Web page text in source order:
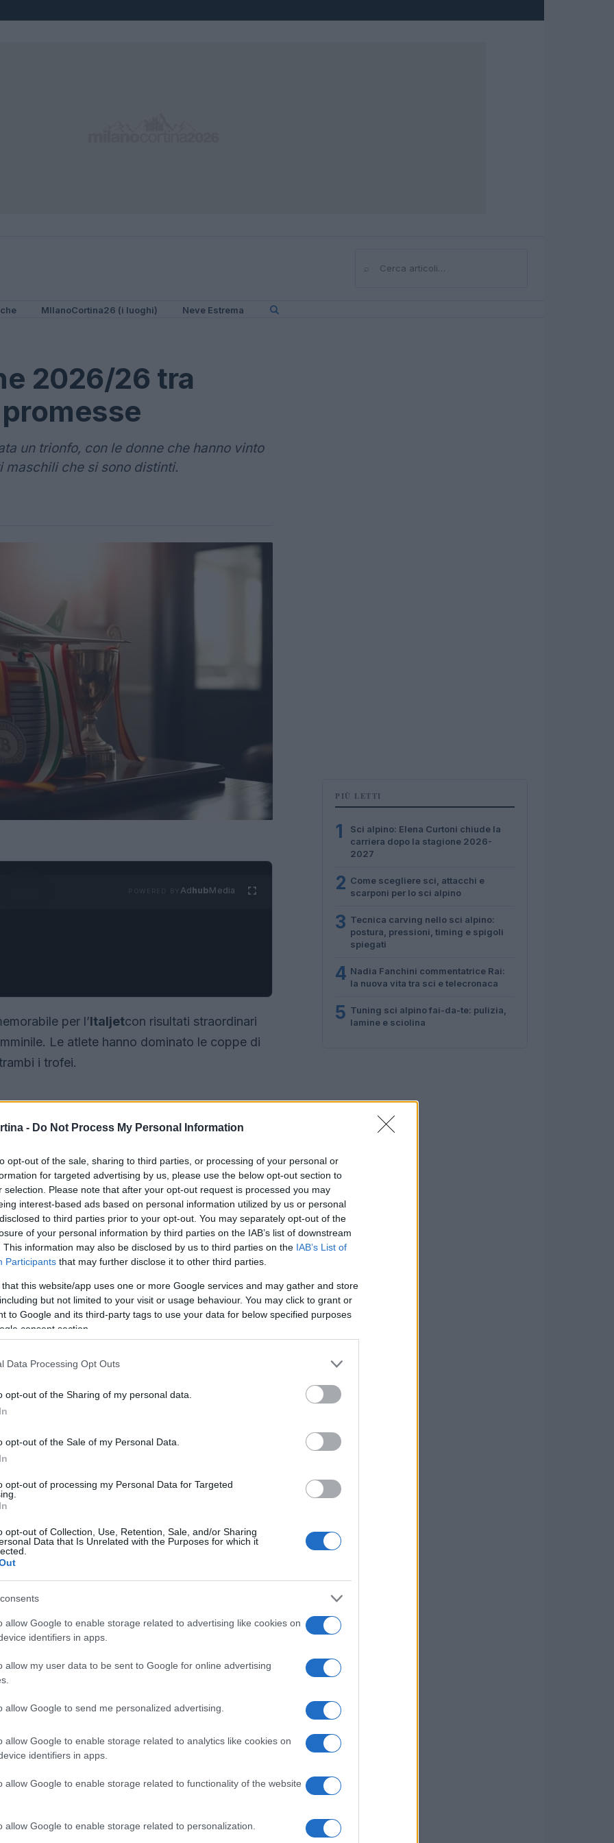
- Do Not Process My Personal Information
opt-out of the sale, sharing to third parties, or processing of your personal or
for targeted advertising by us, please use the below opt-out section to
selection. Please note that after your opt-out request is processed you may
interest-based ads based on personal information utilized by us or personal
to third parties prior to your opt-out. You may separately opt-out of the
of your personal information by third parties on the IAB’s list of downstream
This information may also be disclosed by us to third parties on the IAB’s List of
Participants that may further disclose it to other third parties.
that this website/app uses one or more Google services and may gather and store
but not limited to your visit or usage behaviour. You may click to grant or
to Google and its third-party tags to use your data for below specified purposes
consent section.
Data Processing Opt Outs
opt-out of the Sharing of my personal data.
opt-out of the Sale of my Personal Data.
opt-out of processing my Personal Data for Targeted
opt-out of Collection, Use, Retention, Sale, and/or Sharing
Data that Is Unrelated with the Purposes for which it
allow Google to enable storage related to advertising like cookies on
identifiers in apps.
allow my user data to be sent to Google for online advertising
allow Google to send me personalized advertising.
allow Google to enable storage related to analytics like cookies on
identifiers in apps.
allow Google to enable storage related to functionality of the website
allow Google to enable storage related to personalization.
⌕Cerca
MIlanoCortina26 (i luoghi) Neve Estrema
2026/26 tra
un trionfo, con le donne che hanno vinto
che si sono distinti.
AdhubMedia
per l’Italjetcon risultati straordinari
Le atlete hanno dominato le coppe di
i trofei.
maschile con grande successo,
avvio incerto in America, gli azzurri hanno
Olimpici
tre podi consecutivi con
gennaio, i risultati sono stati costanti e di alto
a casa un
doppietta tricolore. Nel finale di
consolidando le ambizioni per la
PIÙ LETTI
1
Sci alpino: Elena Curtoni chiude la
carriera dopo la stagione 2026-
2027
2 Come scegliere sci, attacchi e
scarponi per lo sci alpino
3 Tecnica carving nello sci alpino:
postura, pressioni, timing e spigoli
spiegati
4 Nadia Fanchini commentatrice Rai:
la nuova vita tra sci e telecronaca
5 Tuning sci alpino fai-da-te: pulizia,
lamine e sciolina